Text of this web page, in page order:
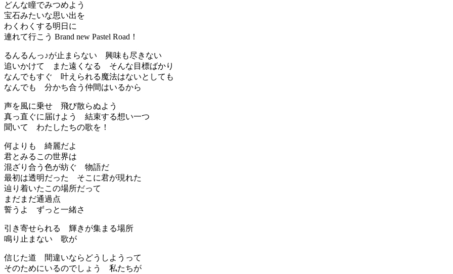
どんな瞳でみつめよう
宝石みたいな思い出を
わくわくする明日に
連れて行こう Brand new Pastel Road！
るんるんっ♪が止まらない 興味も尽きない
追いかけて また遠くなる そんな目標ばかり
なんでもすぐ 叶えられる魔法はないとしても
なんでも 分かち合う仲間はいるから
声を風に乗せ 飛び散らぬよう
真っ直ぐに届けよう 結束する想い一つ
聞いて わたしたちの歌を！
何よりも 綺麗だよ
君とみるこの世界は
混ざり合う色が紡ぐ 物語だ
最初は透明だった そこに君が現れた
辿り着いたこの場所だって
まだまだ通過点
誓うよ ずっと一緒さ
引き寄せられる 輝きが集まる場所
鳴り止まない 歌が
信じた道 間違いならどうしようって
そのためにいるのでしょう 私たちが